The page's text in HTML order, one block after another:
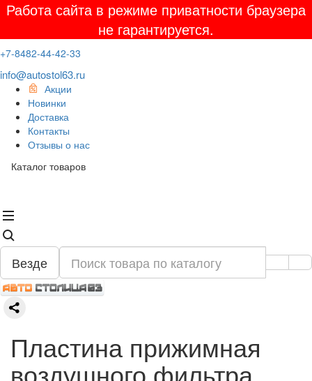
Работа сайта в режиме приватности браузера
не гарантируется.
+7-8482-44-42-33
info@autostol63.ru
Акции
Новинки
Доставка
Контакты
Отзывы о нас
Каталог товаров
Везде
Пластина прижимная
воздушного фильтра